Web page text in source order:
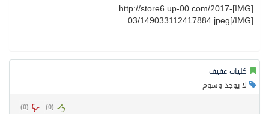
[IMG]http://store6.up-00.com/2017-
03/149033112417884.jpeg[/IMG]
كليات عفيف
لا يوجد وسوم
(
0
) (
0
)